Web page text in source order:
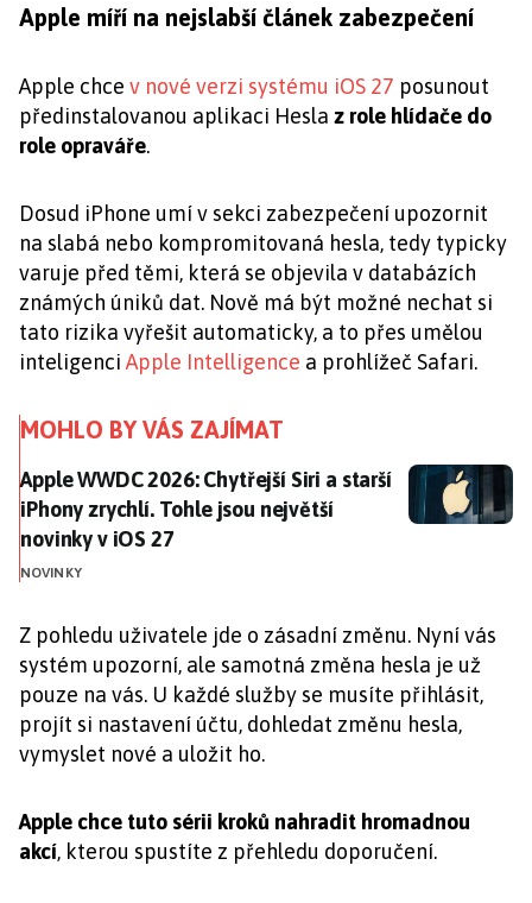
Apple míří na nejslabší článek zabezpečení
Apple chce v nové verzi systému iOS 27 posunout
předinstalovanou aplikaci Hesla z role hlídače do
role opraváře.
Dosud iPhone umí v sekci zabezpečení upozornit
na slabá nebo kompromitovaná hesla, tedy typicky
varuje před těmi, která se objevila v databázích
známých úniků dat. Nově má být možné nechat si
tato rizika vyřešit automaticky, a to přes umělou
inteligenciApple Intelligence a prohlížeč Safari.
MOHLO BY VÁS ZAJÍMAT
Apple WWDC 2026: Chytřejší Siri a starší iPhony
Apple WWDC 2026: Chytřejší Siri a starší
iPhony zrychlí. Tohle jsou největší
novinky v iOS 27
NOVINKY
Z pohledu uživatele jde o zásadní změnu. Nyní vás
systém upozorní, ale samotná změna hesla je už
pouze na vás. U každé služby se musíte přihlásit,
projít si nastavení účtu, dohledat změnu hesla,
vymyslet nové a uložit ho.
Apple chce tuto sérii kroků nahradit hromadnou
akcí, kterou spustíte z přehledu doporučení.